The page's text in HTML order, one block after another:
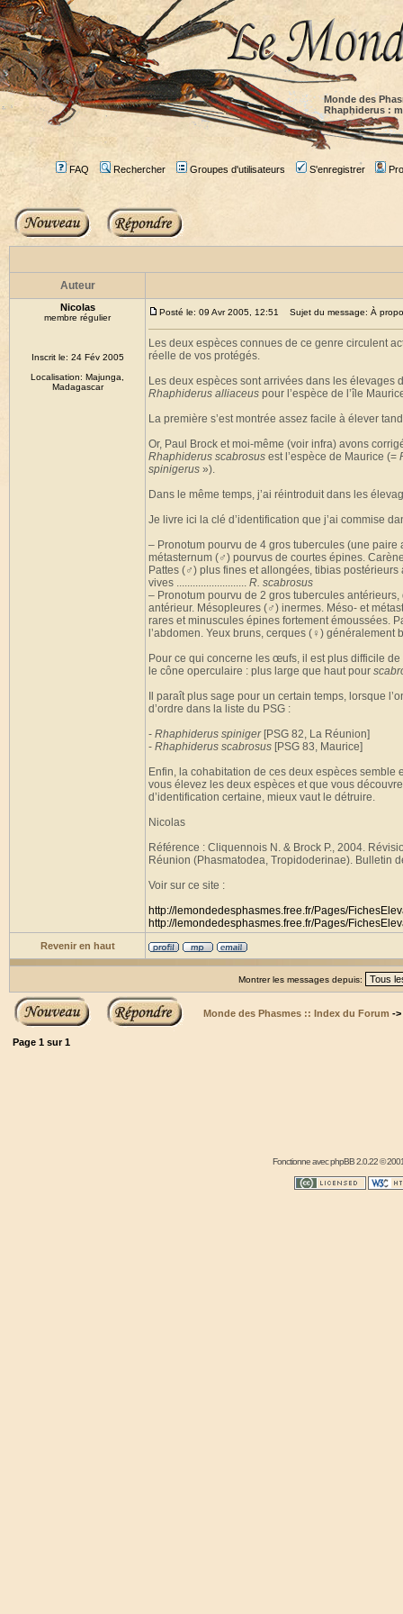
Monde des
Rhaphiderus :
FAQ Rechercher Groupes d'utilisateurs S'enregistrer
Auteur
Nicolas
membre régulier
Inscrit le: 24 Fév 2005
Localisation: Majunga,
Madagascar
Posté le: 09 Avr 2005, 12:51 Sujet du message: À
Les deux espèces connues de ce genre circulent
réelle de vos protégés.
Les deux espèces sont arrivées dans les
Rhaphiderus alliaceus pour l’espèce de l’île
La première s’est montrée assez facile à élever
Or, Paul Brock et moi-même (voir infra) avons
Rhaphiderus scabrosus est l’espèce de Maurice (=
spinigerus »).
Dans le même temps, j’ai réintroduit dans les
Je livre ici la clé d’identification que j’ai commise
– Pronotum pourvu de 4 gros tubercules (une
métasternum (♂) pourvus de courtes épines.
Pattes (♂) plus fines et allongées, tibias
vives .......................... R. scabrosus
– Pronotum pourvu de 2 gros tubercules
antérieur. Mésopleures (♂) inermes. Méso- et
rares et minuscules épines fortement émoussées.
l’abdomen. Yeux bruns, cerques (♀) généralement
Pour ce qui concerne les œufs, il est plus difficile
le cône operculaire : plus large que haut pour
Il paraît plus sage pour un certain temps, lorsque
d’ordre dans la liste du PSG :
- Rhaphiderus spiniger[PSG 82, La Réunion]
- Rhaphiderus scabrosus [PSG 83, Maurice]
Enfin, la cohabitation de ces deux espèces
vous élevez les deux espèces et que vous
d’identification certaine, mieux vaut le détruire.
Nicolas
Référence : Cliquennois N. & Brock P., 2004.
Réunion (Phasmatodea, Tropidoderinae). Bulletin
Voir sur ce site :
http://lemondedesphasmes.free.fr/Pages/
http://lemondedesphasmes.free.fr/Pages/
Revenir en haut
Montrer les messages depuis:
Monde des Phasmes :: Index du Forum ->
Page 1 sur1
Fonctionne avecphpBB2.0.22 ©